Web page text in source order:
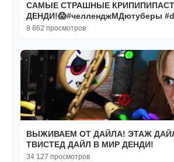
САМЫЕ СТРАШНЫЕ
ДЕНДИ!😱#челленджМДютуберы
#крипипаста
8 862 просмотров
ВЫЖИВАЕМ ОТ ДАЙЛА! ЭТАЖ
ТВИСТЕД ДАЙЛ В МИР ДЕНДИ!
34 127 просмотров